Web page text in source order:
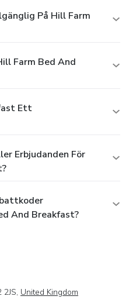
På Hill Farm
Farm Bed And
Ett
Erbjudanden För
And Breakfast?
2JS, United Kingdom